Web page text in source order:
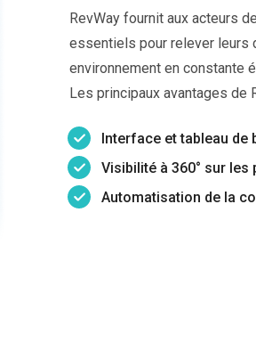
RevWay fournit aux acteurs
essentiels pour relever leurs
environnement en constante
Les principaux avantages de
Interface et tableau de
Visibilité à 360° sur
Automatisation de la